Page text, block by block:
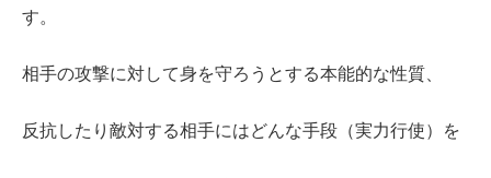
す。
相手の攻撃に対して身を守ろうとする本能的な性質、
反抗したり敵対する相手にはどんな手段（実力行使）を